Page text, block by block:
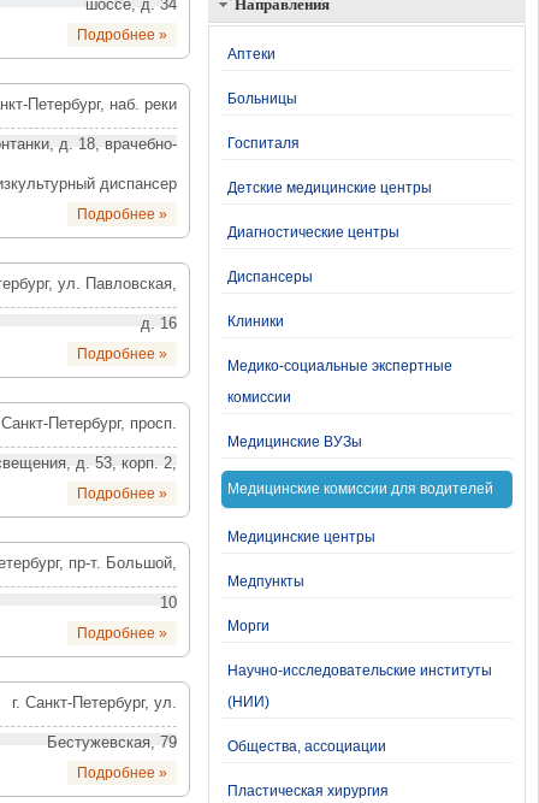
шоссе, д. 34
Подробнее »
Петербург, наб. реки
д. 18, врачебно-
диспансер
Подробнее »
ул. Павловская,
д. 16
Подробнее »
Санкт-Петербург, просп.
д. 53, корп. 2,
Подробнее »
пр-т. Большой,
10
Подробнее »
г. Санкт-Петербург, ул.
Бестужевская, 79
Подробнее »
Направления
Аптеки
Больницы
Госпиталя
Детские медицинские центры
Диагностические центры
Диспансеры
Клиники
Медико-социальные экспертные
комиссии
Медицинские ВУЗы
Медицинские комиссии для водителей
Медицинские центры
Медпункты
Морги
Научно-исследовательские институты
(НИИ)
Общества, ассоциации
Пластическая хирургия